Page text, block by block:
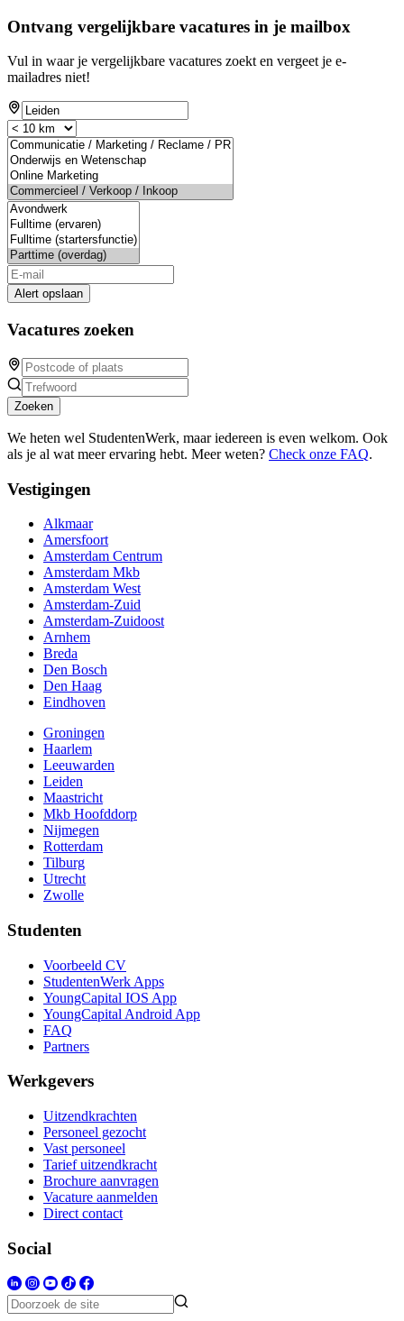
Ontvang vergelijkbare vacatures in je mailbox
Vul in waar je vergelijkbare vacatures zoekt en vergeet je e-
mailadres niet!
Alert opslaan
Vacatures zoeken
Zoeken
We heten wel StudentenWerk, maar iedereen is even welkom. Ook
als je al wat meer ervaring hebt. Meer weten? Check onze FAQ.
Vestigingen
Alkmaar
Amersfoort
Amsterdam Centrum
Amsterdam Mkb
Amsterdam West
Amsterdam-Zuid
Amsterdam-Zuidoost
Arnhem
Breda
Den Bosch
Den Haag
Eindhoven
Groningen
Haarlem
Leeuwarden
Leiden
Maastricht
Mkb Hoofddorp
Nijmegen
Rotterdam
Tilburg
Utrecht
Zwolle
Studenten
Voorbeeld CV
StudentenWerk Apps
YoungCapital IOS App
YoungCapital Android App
FAQ
Partners
Werkgevers
Uitzendkrachten
Personeel gezocht
Vast personeel
Tarief uitzendkracht
Brochure aanvragen
Vacature aanmelden
Direct contact
Social